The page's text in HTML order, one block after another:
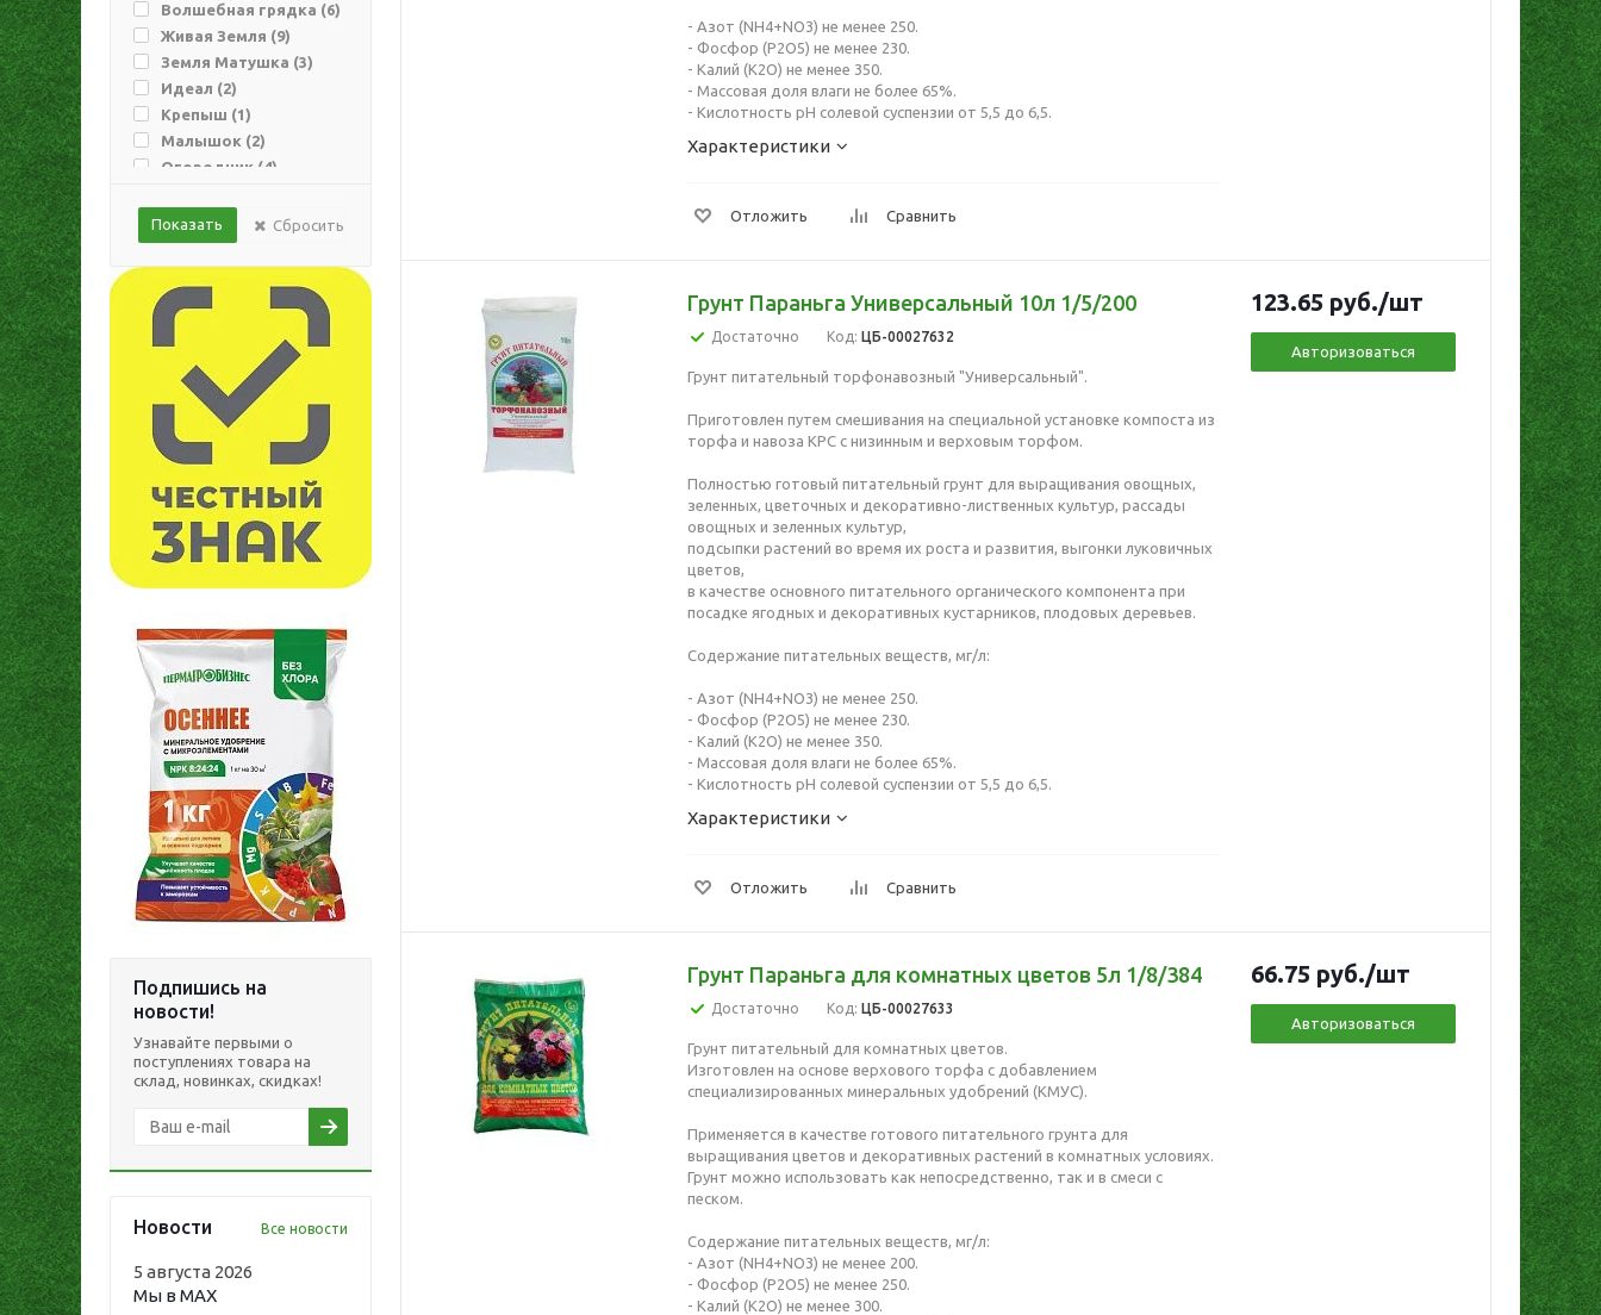
Волшебная грядка (6)
Живая Земля (9)
Земля Матушка (3)
Идеал (2)
Крепыш (1)
Малышок (2)
Огородник (4)
Параньга (
)
Пермагробизнес (
Сад Чудес (14)
Терра Нова (
Цветочный рай (10)
Сбросить
Подпишись на
новости!
Узнавайте первыми о
поступлениях товара на
склад, новинках, скидках!
Новости Все новости
5 августа 2026
Мы в MAX
- Азот (NH4+NO3) не менее 250.
- Фосфор (Р2О5) не менее 230.
- Калий (К2О) не менее 350.
- Массовая доля влаги не более 65%.
- Кислотность рН солевой суспензии от 5,5 до 6,5.
Характеристики
Отложить Сравнить
Грунт Параньга Универсальный 10л 1/5/200
Достаточно Код: ЦБ-00027632
Грунт питательный торфонавозный "Универсальный".
Приготовлен путем смешивания на специальной установке компоста из
торфа и навоза КРС с низинным и верховым торфом.
Полностью готовый питательный грунт для выращивания овощных,
зеленных, цветочных и декоративно-лиственных культур, рассады
овощных и зеленных культур,
подсыпки растений во время их роста и развития, выгонки луковичных
цветов,
в качестве основного питательного органического компонента при
посадке ягодных и декоративных кустарников, плодовых деревьев.
Содержание питательных веществ, мг/л:
- Азот (NH4+NO3) не менее 250.
- Фосфор (Р2О5) не менее 230.
- Калий (К2О) не менее 350.
- Массовая доля влаги не более 65%.
- Кислотность рН солевой суспензии от 5,5 до 6,5.
Характеристики
Отложить Сравнить
123.65 руб./шт
Авторизоваться
Грунт Параньга для комнатных цветов 5л 1/8/384
Достаточно Код: ЦБ-00027633
Грунт питательный для комнатных цветов.
Изготовлен на основе верхового торфа с добавлением
специализированных минеральных удобрений (КМУС).
Применяется в качестве готового питательного грунта для
выращивания цветов и декоративных растений в комнатных условиях.
Грунт можно использовать как непосредственно, так и в смеси с
песком.
Содержание питательных веществ, мг/л:
- Азот (NH4+NO3) не менее 200.
- Фосфор (Р2О5) не менее 250.
- Калий (К2О) не менее 300.
66.75 руб./шт
Авторизоваться